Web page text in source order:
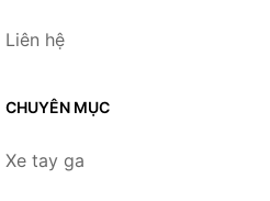
Liên hệ
CHUYÊN MỤC
Xe tay ga